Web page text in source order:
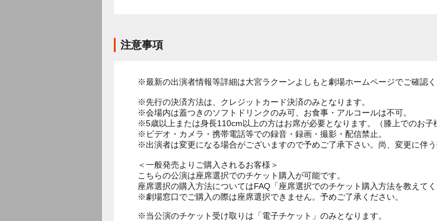
注意事項
※最新の出演者情報等詳細は大宮ラクーンよしもと劇場ホームページでご確認く
※先行の決済方法は、クレジットカード決済のみとなります。
※会場内は蓋つきのソフトドリンクのみ可、お食事・アルコールは不可。
※5歳以上または身長110cm以上の方はお席が必要となります。（膝上でのお子
※ビデオ・カメラ・携帯電話等での録音・録画・撮影・配信禁止。
※出演者は変更になる場合がございますので予めご了承下さい。尚、変更に伴う
＜一般発売よりご購入されるお客様＞
こちらの公演は座席選択でのチケット購入が可能です。
座席選択の購入方法についてはFAQ「座席選択でのチケット購入方法を教えて
※劇場窓口でご購入の際は座席選択できません。予めご了承ください。
※当公演のチケット受け取りは「電子チケット」のみとなります。